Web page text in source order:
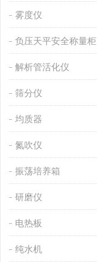
雾度仪
负压天平安全称量柜
解析管活化仪
筛分仪
均质器
氮吹仪
振荡培养箱
研磨仪
电热板
纯水机